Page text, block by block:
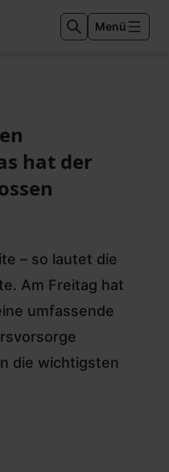
Menü
hat der
– so lautet die
Am Freitag hat
umfassende
die wichtigsten